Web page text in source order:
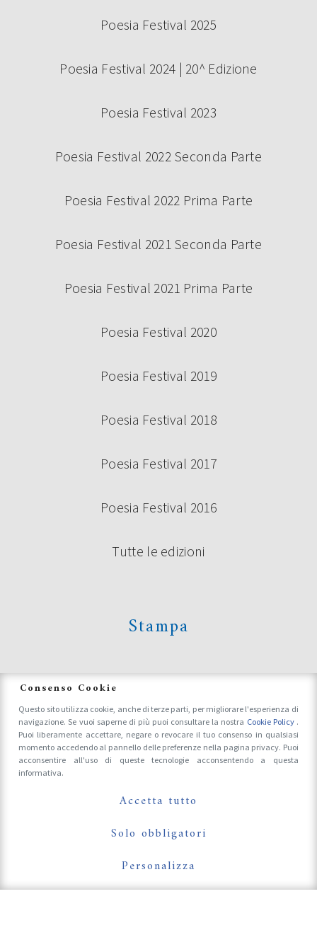
Poesia Festival 2025
Poesia Festival 2024 | 20^ Edizione
Poesia Festival 2023
Poesia Festival 2022 Seconda Parte
Poesia Festival 2022 Prima Parte
Poesia Festival 2021 Seconda Parte
Poesia Festival 2021 Prima Parte
Poesia Festival 2020
Poesia Festival 2019
Poesia Festival 2018
Poesia Festival 2017
Poesia Festival 2016
Tutte le edizioni
Stampa
Accrediti Stampa e Fotografi
Follow Us On
Consenso Cookie
Questo sito utilizza cookie, anche di terze parti, per migliorare l'esperienza di
navigazione. Se vuoi saperne di più puoi consultare la nostra Cookie Policy .
Puoi liberamente accettare, negare o revocare il tuo consenso in qualsiasi
momento accedendo al pannello delle preferenze nella pagina privacy. Puoi
acconsentire all'uso di queste tecnologie acconsentendo a questa
informativa.
Accetta tutto
Solo obbligatori
Personalizza